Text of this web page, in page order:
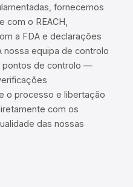
fornecemos
o REACH,
a FDA e declarações
nossa equipa de controlo
pontos de controlo —
o processo e libertação
com os
das nossas